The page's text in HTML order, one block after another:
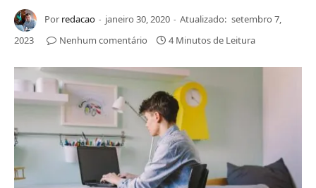
Por redacao janeiro 30, 2020 Atualizado: setembro 7,
2023
Nenhum comentário 4 Minutos de Leitura